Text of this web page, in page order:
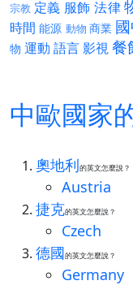
宗教 定義 服飾 法律
時間 能源 動物 商業
物 運動 語言影視餐
中歐國家
奧地利的英文怎麼說？
Austria
捷克的英文怎麼說？
Czech
德國的英文怎麼說？
Germany